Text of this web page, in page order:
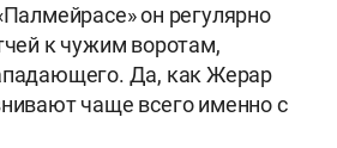
он регулярно
к чужим воротам,
Да, как Жерар
чаще всего именно с